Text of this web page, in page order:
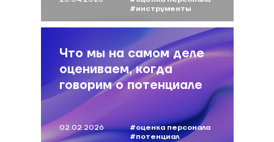
#инструменты
Что мы на самом деле
оцениваем, когда
говорим о потенциале
сотрудников
02.02.2026
#оценка персонала
#потенциал